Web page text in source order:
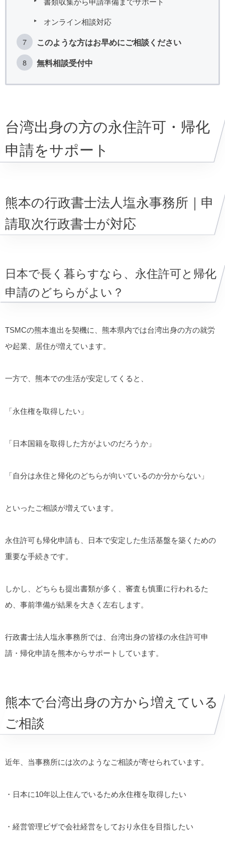
書類収集から申請準備までサポート
オンライン相談対応
このような方はお早めにご相談ください
無料相談受付中
台湾出身の方の永住許可・帰化
申請をサポート
熊本の行政書士法人塩永事務所｜申
請取次行政書士が対応
日本で長く暮らすなら、永住許可と帰化
申請のどちらがよい？
TSMCの熊本進出を契機に、熊本県内では台湾出身の方の就労
や起業、居住が増えています。
一方で、熊本での生活が安定してくると、
「永住権を取得したい」
「日本国籍を取得した方がよいのだろうか」
「自分は永住と帰化のどちらが向いているのか分からない」
といったご相談が増えています。
永住許可も帰化申請も、日本で安定した生活基盤を築くための
重要な手続きです。
しかし、どちらも提出書類が多く、審査も慎重に行われるた
め、事前準備が結果を大きく左右します。
行政書士法人塩永事務所では、台湾出身の皆様の永住許可申
請・帰化申請を熊本からサポートしています。
熊本で台湾出身の方から増えている
ご相談
近年、当事務所には次のようなご相談が寄せられています。
・日本に10年以上住んでいるため永住権を取得したい
・経営管理ビザで会社経営をしており永住を目指したい